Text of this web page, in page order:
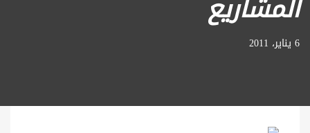
6 يناير، 2011